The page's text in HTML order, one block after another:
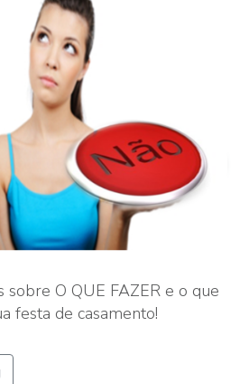
sobre O QUE FAZER e o que
festa de casamento!